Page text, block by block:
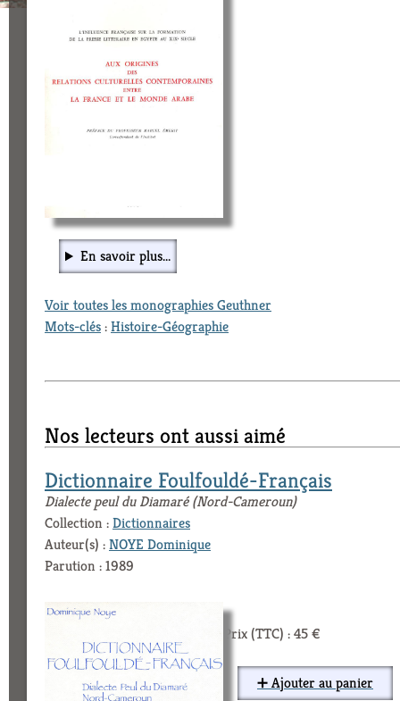
En savoir plus...
Voir toutes les monographies Geuthner
Mots-clés:Histoire-Géographie
Nos lecteurs ont aussi aimé
Dictionnaire Foulfouldé-Français
Dialecte peul du Diamaré (Nord-Cameroun)
Collection :Dictionnaires
Auteur(s) :NOYE Dominique
Parution : 1989
Prix (TTC) : 45 €
➕ Ajouter au panier